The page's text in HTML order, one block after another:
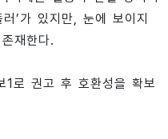
’가 있지만, 눈에 보이지
재한다.
1로 권고 후 호환성을 확보